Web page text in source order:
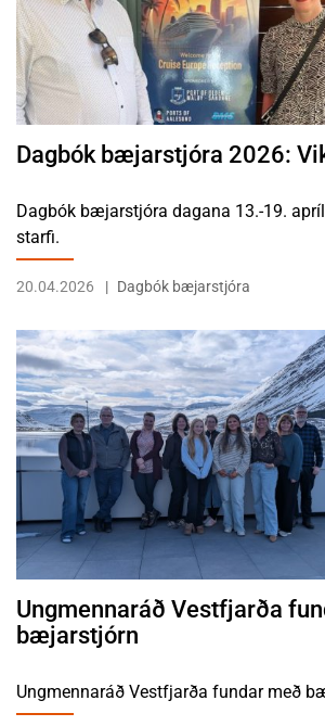
Dagbók bæjarstjóra 2026:
Dagbók bæjarstjóra dagana 13.-19.
starfi.
20.04.2026 Dagbók bæjarstjóra
Ungmennaráð Vestfjarða
bæjarstjórn
Ungmennaráð Vestfjarða fundar með
LESA FRÉTTINA UNGMENNARÁÐ